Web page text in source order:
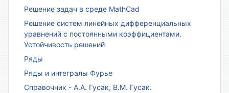
Решение задач в среде MathCad
Решение систем линейных дифференциальных
уравнений с постоянными коэффициентами.
Устойчивость решений
Ряды
Ряды и интегралы Фурье
Справочник - А.А. Гусак, В.М. Гусак.